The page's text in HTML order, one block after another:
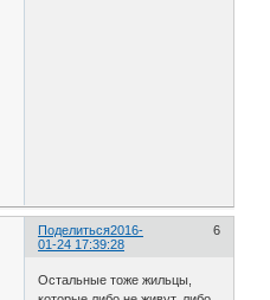
Поделиться 6
2016-
01-24 17:39:28
Остальные тоже жильцы,